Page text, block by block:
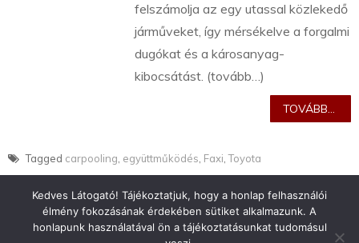
felszámolja az egy utassal közlekedő
járműveket, így mérsékelve a forgalmi
dugókat és a károsanyag-
kibocsátást. (tovább…)
TOVÁBB...
Tagged carpooling együttműködés Faxi ,Toyota
Kedves Látogató! Tájékoztatjuk, hogy a honlap felhasználói
élmény fokozásának érdekében sütiket alkalmazunk. A
honlapunk használatával ön a tájékoztatásunkat tudomásul